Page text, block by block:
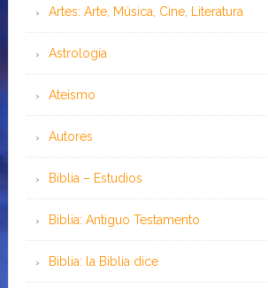
Artes: Arte, Música, Cine, Literatura
Astrología
Ateísmo
Autores
Biblia – Estudios
Biblia: Antiguo Testamento
Biblia: la Biblia dice